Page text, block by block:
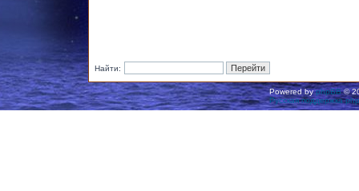
Найти:
Powered byphpBB©
Русская поддержка